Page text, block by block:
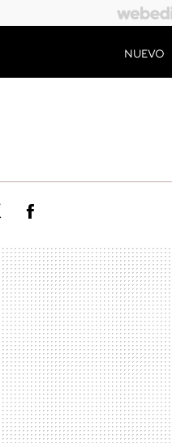
NUEVO
Twitter